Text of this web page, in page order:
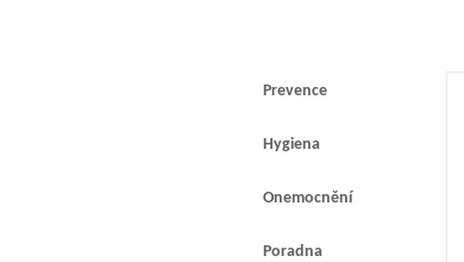
Prevence
Hygiena
Onemocnění
Poradna